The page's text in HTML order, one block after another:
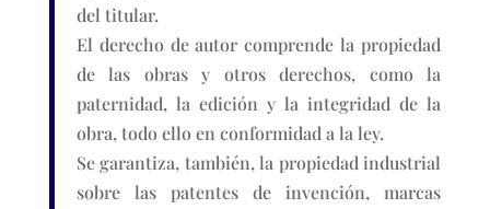
del titular.
El derecho de autor comprende la propiedad
de las obras y otros derechos, como la
paternidad, la edición y la integridad de la
obra, todo ello en conformidad a la ley.
Se garantiza, también, la propiedad industrial
sobre las patentes de invención, marcas